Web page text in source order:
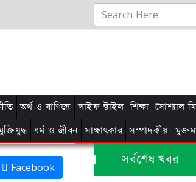
অর্থ ও বাণিজ্য লাইফ স্টাইল শিক্ষা সোশ্যাল
ধর্ম ও জীবন সাক্ষাৎকার সম্পাদকীয়
Facebook সর্বশেষ খবর